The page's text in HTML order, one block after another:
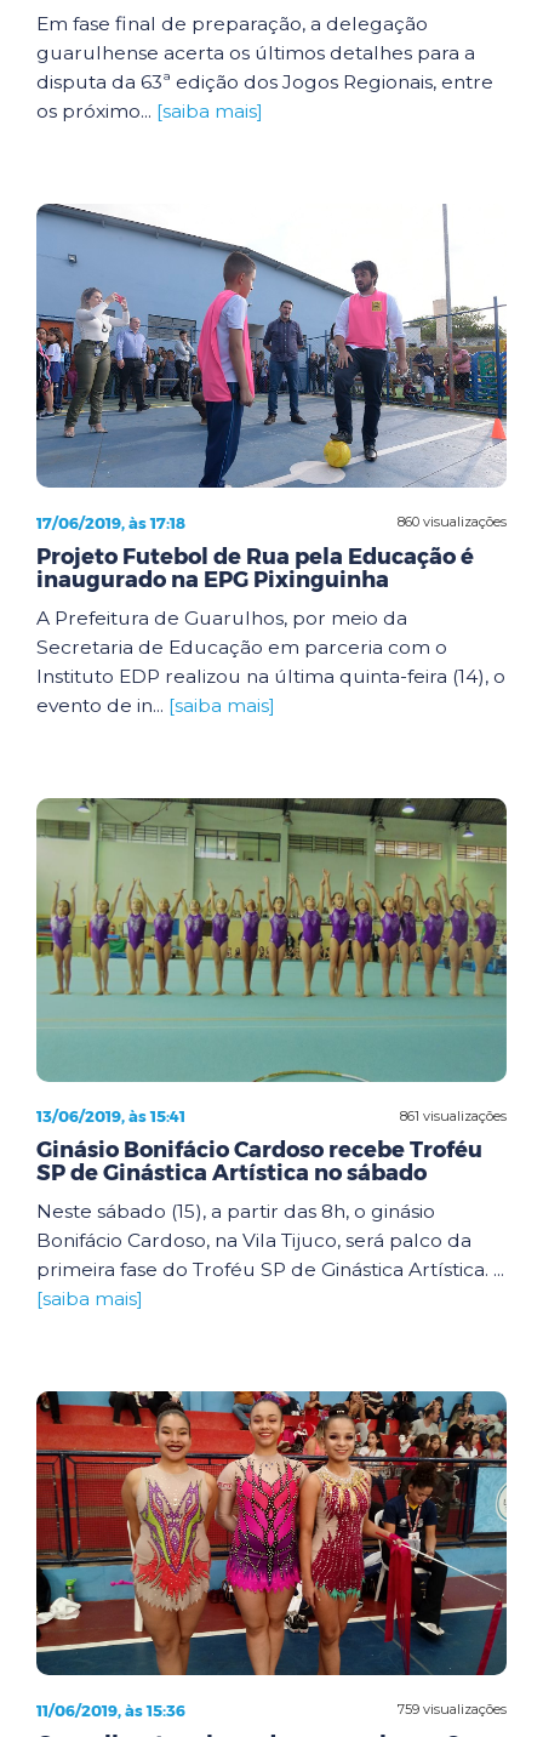
Em fase final de preparação, a delegação
guarulhense acerta os últimos detalhes para a
disputa da 63ª edição dos Jogos Regionais, entre
os próximo... [saiba mais]
860 visualizações
17/06/2019, às 17:18
Projeto Futebol de Rua pela Educação é
inaugurado na EPG Pixinguinha
A Prefeitura de Guarulhos, por meio da
Secretaria de Educação em parceria com o
Instituto EDP realizou na última quinta-feira (14), o
evento de in... [saiba mais]
861 visualizações
13/06/2019, às 15:41
Ginásio Bonifácio Cardoso recebe Troféu
SP de Ginástica Artística no sábado
Neste sábado (15), a partir das 8h, o ginásio
Bonifácio Cardoso, na Vila Tijuco, será palco da
primeira fase do Troféu SP de Ginástica Artística. ...
[saiba mais]
759 visualizações
11/06/2019, às 15:36